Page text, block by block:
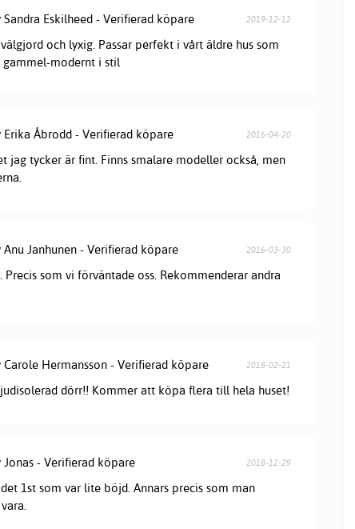
Sandra Eskilheed - Verifierad köpare 2019-12-12
och lyxig. Passar perfekt i vårt äldre hus som
modernt i stil
Erika Åbrodd - Verifierad köpare 2016-04-20
jag tycker är fint. Finns smalare modeller också, men
Anu Janhunen - Verifierad köpare 2016-03-30
som vi förväntade oss. Rekommenderar andra
Carole Hermansson - Verifierad köpare 2018-02-21
dörr!! Kommer att köpa flera till hela huset!
Jonas - Verifierad köpare 2018-12-29
1st som var lite böjd. Annars precis som man